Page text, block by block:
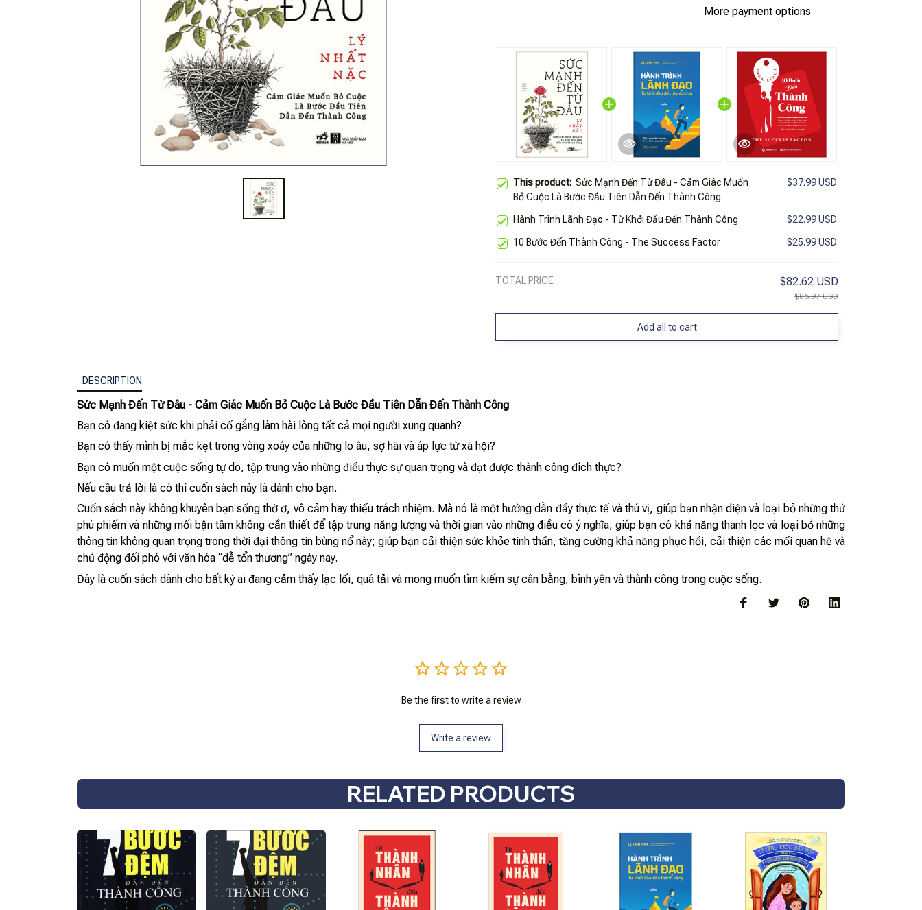
More payment options
This product: Sức Mạnh Đến Từ Đâu - Cảm Giác Muốn
Bỏ Cuộc Là Bước Đầu Tiên Dẫn Đến Thành Công
$37.99 USD
Hành Trình Lãnh Đạo - Từ Khởi Đầu Đến Thành Công $22.99 USD
10 Bước Đến Thành Công - The Success Factor $25.99 USD
TOTAL PRICE $82.62 USD
$86.97 USD
Add all to cart
DESCRIPTION
Sức Mạnh Đến Từ Đâu - Cảm Giác Muốn Bỏ Cuộc Là Bước Đầu Tiên Dẫn Đến Thành Công
Bạn có đang kiệt sức khi phải cố gắng làm hài lòng tất cả mọi người xung quanh?
Bạn có thấy mình bị mắc kẹt trong vòng xoáy của những lo âu, sợ hãi và áp lực từ xã hội?
Bạn có muốn một cuộc sống tự do, tập trung vào những điều thực sự quan trọng và đạt được thành công đích thực?
Nếu câu trả lời là có thì cuốn sách này là dành cho bạn.
Cuốn sách này không khuyên bạn sống thờ ơ, vô cảm hay thiếu trách nhiệm. Mà nó là một hướng dẫn đầy thực tế và thú vị, giúp bạn nhận diện và loại bỏ những thứ
phù phiếm và những mối bận tâm không cần thiết để tập trung năng lượng và thời gian vào những điều có ý nghĩa; giúp bạn có khả năng thanh lọc và loại bỏ những
thông tin không quan trọng trong thời đại thông tin bùng nổ này; giúp bạn cải thiện sức khỏe tinh thần, tăng cường khả năng phục hồi, cải thiện các mối quan hệ và
chủ động đối phó với văn hóa “dễ tổn thương” ngày nay.
Đây là cuốn sách dành cho bất kỳ ai đang cảm thấy lạc lối, quá tải và mong muốn tìm kiếm sự cân bằng, bình yên và thành công trong cuộc sống.
Be the first to write a review
Write a review
RELATED PRODUCTS